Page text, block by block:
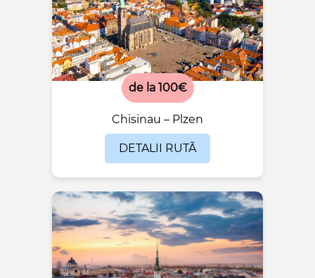
de la 100€
Chisinau – Plzen
DETALII RUTĂ